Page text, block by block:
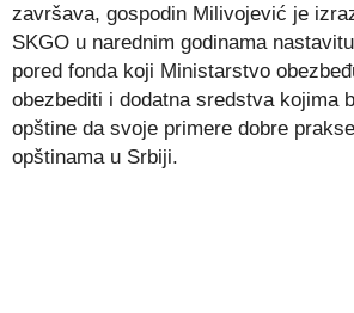
završava, gospodin Milivojević je
SKGO u narednim godinama
pored fonda koji Ministarstvo
obezbediti i dodatna sredstva kojima
opštine da svoje primere dobre
opštinama u Srbiji.